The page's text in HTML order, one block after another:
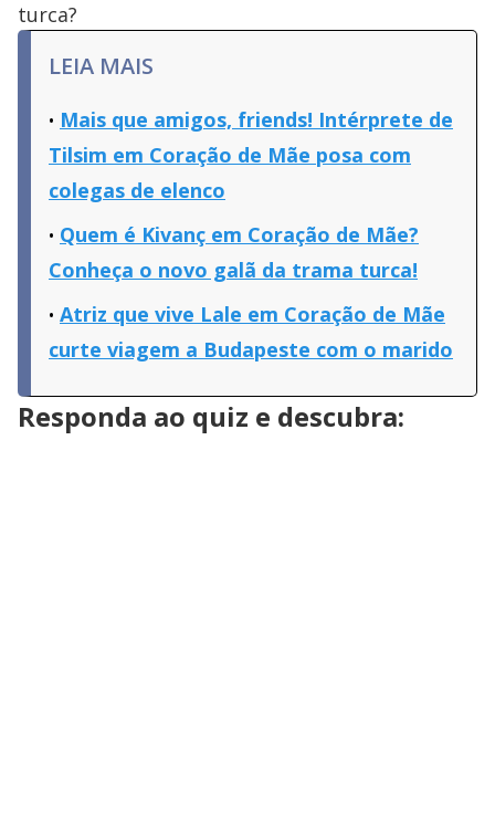
turca?
LEIA MAIS
Mais que amigos, friends! Intérprete de
Tilsim em Coração de Mãe posa com
colegas de elenco
Quem é Kivanç em Coração de Mãe?
Conheça o novo galã da trama turca!
Atriz que vive Lale em Coração de Mãe
curte viagem a Budapeste com o marido
Responda ao quiz e descubra: